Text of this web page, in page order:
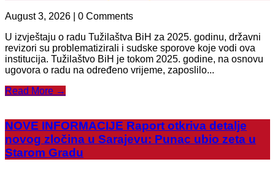
August 3, 2026 | 0 Comments
U izvještaju o radu Tužilaštva BiH za 2025. godinu, državni
revizori su problematizirali i sudske sporove koje vodi ova
institucija. Tužilaštvo BiH je tokom 2025. godine, na osnovu
ugovora o radu na određeno vrijeme, zaposlilo...
Read More →
NOVE INFORMACIJE Raport otkriva detalje
novog zločina u Sarajevu: Punac ubio zeta u
Starom Gradu